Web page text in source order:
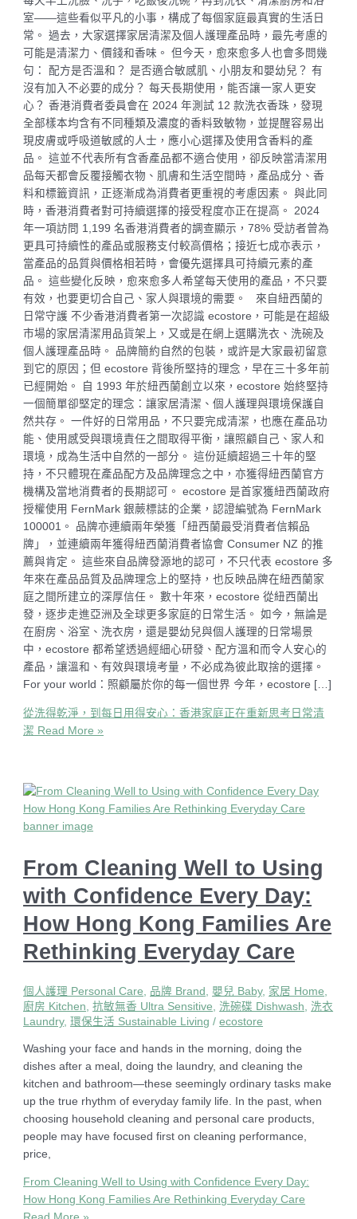
室——這些看似平凡的小事，構成了每個家庭最真實的生活日
常。 過去，大家選擇家居清潔及個人護理產品時，最先考慮的
可能是清潔力、價錢和香味。 但今天，愈來愈多人也會多問幾
句： 配方是否溫和？ 是否適合敏感肌、小朋友和嬰幼兒？ 有
沒有加入不必要的成分？ 每天長期使用，能否讓一家人更安
心？ 香港消費者委員會在 2024 年測試 12 款洗衣香珠，發現
全部樣本均含有不同種類及濃度的香料致敏物，並提醒容易出
現皮膚或呼吸道敏感的人士，應小心選擇及使用含香料的產
品。 這並不代表所有含香產品都不適合使用，卻反映當清潔用
品每天都會反覆接觸衣物、肌膚和生活空間時，產品成分、香
料和標籤資訊，正逐漸成為消費者更重視的考慮因素。 與此同
時，香港消費者對可持續選擇的接受程度亦正在提高。 2024
年一項訪問 1,199 名香港消費者的調查顯示，78% 受訪者曾為
更具可持續性的產品或服務支付較高價格；接近七成亦表示，
當產品的品質與價格相若時，會優先選擇具可持續元素的產
品。 這些變化反映，愈來愈多人希望每天使用的產品，不只要
有效，也要更切合自己、家人與環境的需要。 來自紐西蘭的
日常守護 不少香港消費者第一次認識 ecostore，可能是在超級
市場的家居清潔用品貨架上，又或是在網上選購洗衣、洗碗及
個人護理產品時。 品牌簡約自然的包裝，或許是大家最初留意
到它的原因；但 ecostore 背後所堅持的理念，早在三十多年前
已經開始。 自 1993 年於紐西蘭創立以來，ecostore 始終堅持
一個簡單卻堅定的理念：讓家居清潔、個人護理與環境保護自
然共存。 一件好的日常用品，不只要完成清潔，也應在產品功
能、使用感受與環境責任之間取得平衡，讓照顧自己、家人和
環境，成為生活中自然的一部分。 這份延續超過三十年的堅
持，不只體現在產品配方及品牌理念之中，亦獲得紐西蘭官方
機構及當地消費者的長期認可。 ecostore 是首家獲紐西蘭政府
授權使用 FernMark 銀蕨標誌的企業，認證編號為 FernMark
100001。 品牌亦連續兩年榮獲「紐西蘭最受消費者信賴品
牌」，並連續兩年獲得紐西蘭消費者協會 Consumer NZ 的推
薦與肯定。 這些來自品牌發源地的認可，不只代表 ecostore 多
年來在產品品質及品牌理念上的堅持，也反映品牌在紐西蘭家
庭之間所建立的深厚信任。 數十年來，ecostore 從紐西蘭出
發，逐步走進亞洲及全球更多家庭的日常生活。 如今，無論是
在廚房、浴室、洗衣房，還是嬰幼兒與個人護理的日常場景
中，ecostore 都希望透過經細心研發、配方溫和而令人安心的
產品，讓溫和、有效與環境考量，不必成為彼此取捨的選擇。
For your world：照顧屬於你的每一個世界 今年，ecostore […]
從洗得乾淨，到每日用得安心：香港家庭正在重新思考日常清
潔 Read More »
From Cleaning Well to Using
with Confidence Every Day:
How Hong Kong Families Are
Rethinking Everyday Care
個人護理 Personal Care 品牌 Brand 嬰兒 Baby, 家居 Home
廚房 Kitchen ,抗敏無香 Ultra Sensitive 洗碗碟 Dishwash
洗衣
Laundry,環保生活 Sustainable Living /ecostore
Washing your face and hands in the morning, doing the
dishes after a meal, doing the laundry, and cleaning the
kitchen and bathroom—these seemingly ordinary tasks make
up the true rhythm of everyday family life. In the past, when
choosing household cleaning and personal care products,
people may have focused first on cleaning performance,
price,
From Cleaning Well to Using with Confidence Every Day:
How Hong Kong Families Are Rethinking Everyday Care